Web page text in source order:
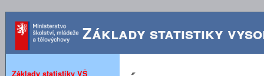
Základy statistiky
Základy statistiky VŠ